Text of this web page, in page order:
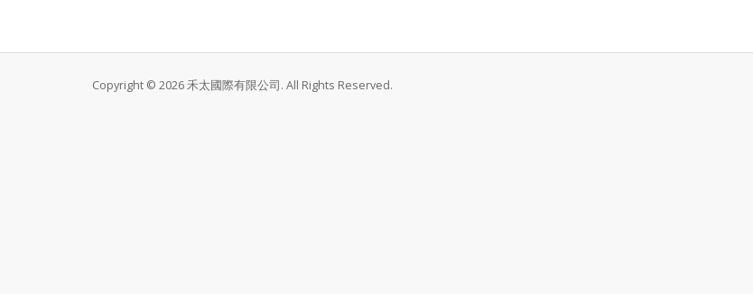
Copyright © 2026 禾太國際有限公司. All Rights Reserved.